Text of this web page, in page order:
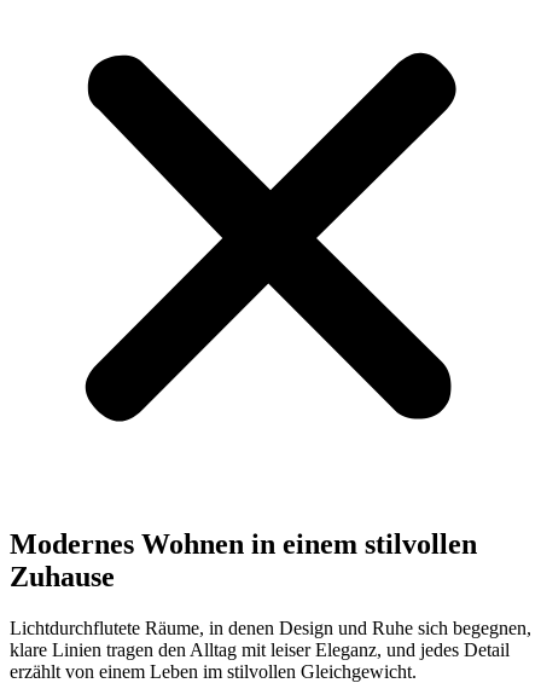
Modernes Wohnen in einem stilvollen
Zuhause
Lichtdurchflutete Räume, in denen Design und Ruhe sich begegnen,
klare Linien tragen den Alltag mit leiser Eleganz, und jedes Detail
erzählt von einem Leben im stilvollen Gleichgewicht.